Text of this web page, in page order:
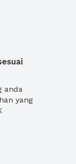
anda
yang